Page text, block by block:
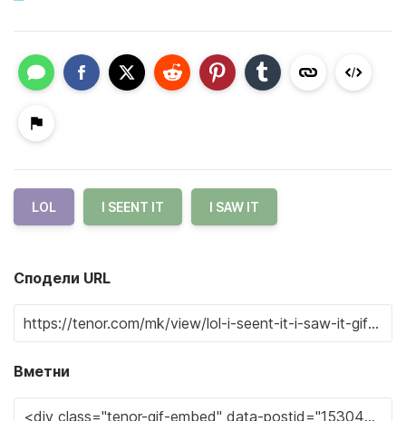
LOL I SEENT IT I SAW IT
Сподели URL
Вметни